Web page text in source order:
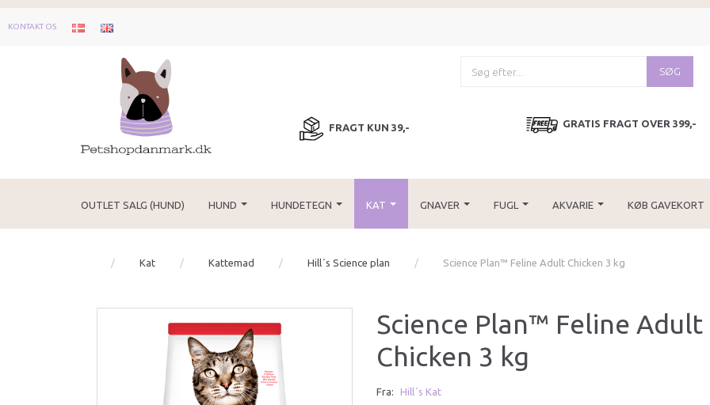
KONTAKT OS
SØG
FRAGT KUN 39,- GRATIS FRAGT OVER 399,-
OUTLET SALG (HUND) HUND HUNDETEGN KAT GNAVER FUGL AKVARIE KØB GAVEKORT
Kat Kattemad Hill´s Science plan Science Plan™ Feline Adult Chicken 3 kg
Science Plan™ Feline Adult
Chicken 3 kg
Fra: Hill´s Kat